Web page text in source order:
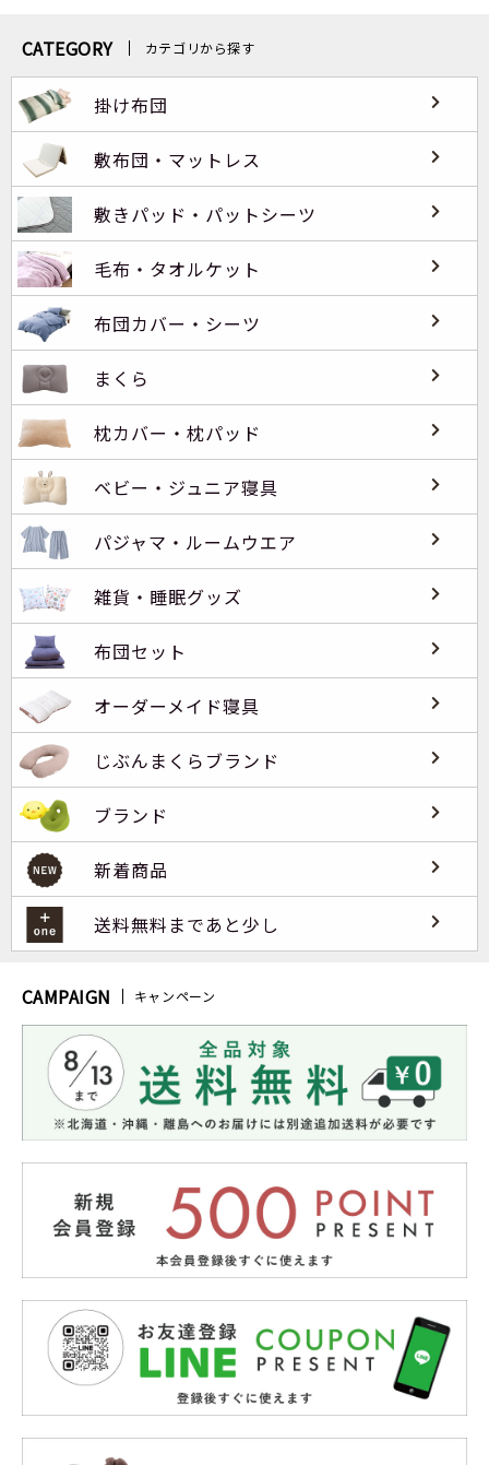
CATEGORY カテゴリから探す
掛け布団
敷布団・マットレス
敷きパッド・パットシーツ
毛布・タオルケット
布団カバー・シーツ
まくら
枕カバー・枕パッド
ベビー・ジュニア寝具
パジャマ・ルームウエア
雑貨・睡眠グッズ
布団セット
オーダーメイド寝具
じぶんまくらブランド
ブランド
新着商品
送料無料まであと少し
CAMPAIGN キャンペーン